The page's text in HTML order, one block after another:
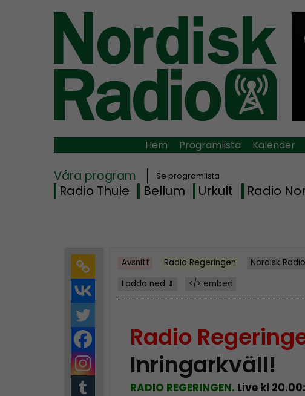
Hem Programlista Kalender
Våra program Se programlista
Radio Thule Bellum Urkult Radio
Avsnitt Radio Regeringen Nordisk Radio
Ladda ned ⇓
</> embed
Radio
Inringarkväll!
RADIO REGERINGEN. Live kl